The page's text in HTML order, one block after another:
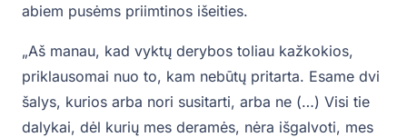
abiem pusėms priimtinos išeities.
„Aš manau, kad vyktų derybos toliau kažkokios,
priklausomai nuo to, kam nebūtų pritarta. Esame dvi
šalys, kurios arba nori susitarti, arba ne (…) Visi tie
dalykai, dėl kurių mes deramės, nėra išgalvoti, mes